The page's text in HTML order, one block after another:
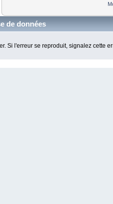
de données
Si l'erreur se reproduit, signalez cette